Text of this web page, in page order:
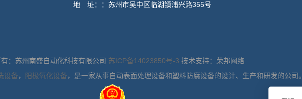
地 址：：苏州市吴中区临湖镇浦兴路355号
：苏州南盛自动化科技有限公司 苏ICP备14023850号-3 技术支持：荣邦网络
设备， 阳极氧化设备，是一家从事自动表面处理设备和塑料防腐设备的设计、生产和研发的公司。